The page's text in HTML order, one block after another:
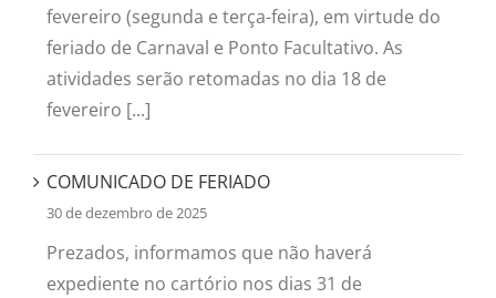
fevereiro (segunda e terça-feira), em virtude do
feriado de Carnaval e Ponto Facultativo. As
atividades serão retomadas no dia 18 de
fevereiro [...]
COMUNICADO DE FERIADO
30 de dezembro de 2025
Prezados, informamos que não haverá
expediente no cartório nos dias 31 de